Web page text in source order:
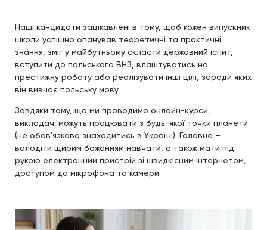
Наші кандидати зацікавлені в тому, щоб кожен випускник
школи успішно опанував теоретичні та практичні
знання, зміг у майбутньому скласти державний іспит,
вступити до польського ВНЗ, влаштуватись на
престижну роботу або реалізувати інші цілі, заради яких
він вивчає польську мову.
Завдяки тому, що ми проводимо онлайн-курси,
викладачі можуть працювати з будь-якої точки планети
(не обов'язково знаходитись в Україні). Головне –
володіти щирим бажанням навчати, а також мати під
рукою електронний пристрій зі швидкісним інтернетом,
доступом до мікрофона та камери.